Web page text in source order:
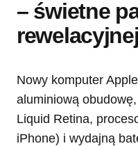
– świetne
Nowy komputer
aluminiową
Liquid Retina,
iPhone) i wydajną